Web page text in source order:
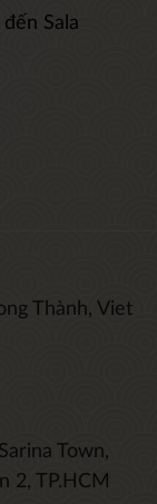
Sala
Thành, Viet
Town,
2, TP.HCM